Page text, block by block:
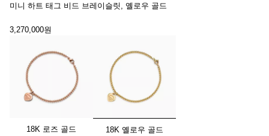
미니 하트 태그 비드 브레이슬릿, 옐로우 골드
3,270,000원
18K 로즈 골드 선택됨
18K 옐로우 골드